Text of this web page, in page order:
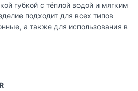
губкой с тёплой водой и мягким
подходит для всех типов
а также для использования в